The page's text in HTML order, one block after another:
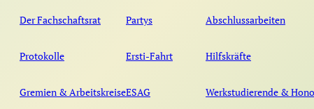
Der Fachschaftsrat
Protokolle
Gremien & Arbeitskreise
Partys
Ersti-Fahrt
ESAG
Abschlussarbeiten
Hilfskräfte
Werkstudierende &